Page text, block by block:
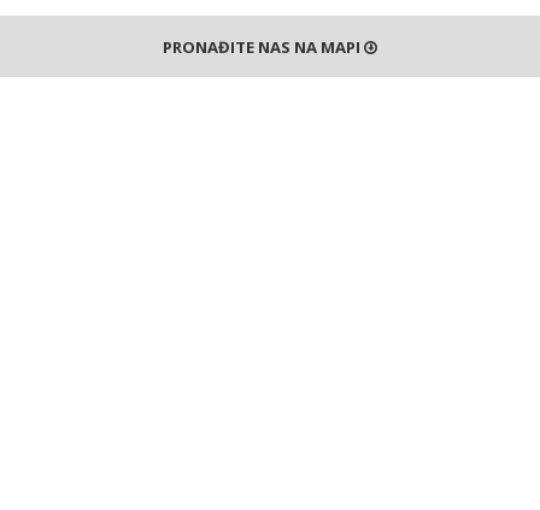
PRONAĐITE NAS NA MAPI